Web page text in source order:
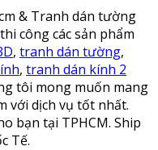
& Tranh dán tường
công các sản phẩm
, tranh dán tường,
, tranh dán kính 2
tôi mong muốn mang
với dịch vụ tốt nhất.
bạn tại TPHCM. Ship
Tế.